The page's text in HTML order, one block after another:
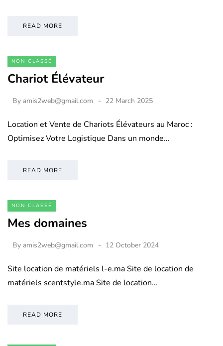
READ MORE
NON CLASSÉ
Chariot Élévateur
By amis2web@gmail.com 22 March 2025
Location et Vente de Chariots Élévateurs au Maroc :
Optimisez Votre Logistique Dans un monde…
READ MORE
NON CLASSÉ
Mes domaines
By amis2web@gmail.com 12 October 2024
Site location de matériels l-e.ma Site de location de
matériels scentstyle.ma Site de location…
READ MORE